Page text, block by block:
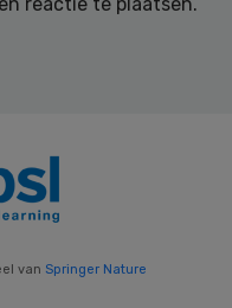
van Springer Nature